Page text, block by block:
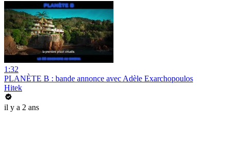
1:32
PLANÈTE B : bande annonce avec Adèle Exarchopoulos
Hitek
il y a 2 ans